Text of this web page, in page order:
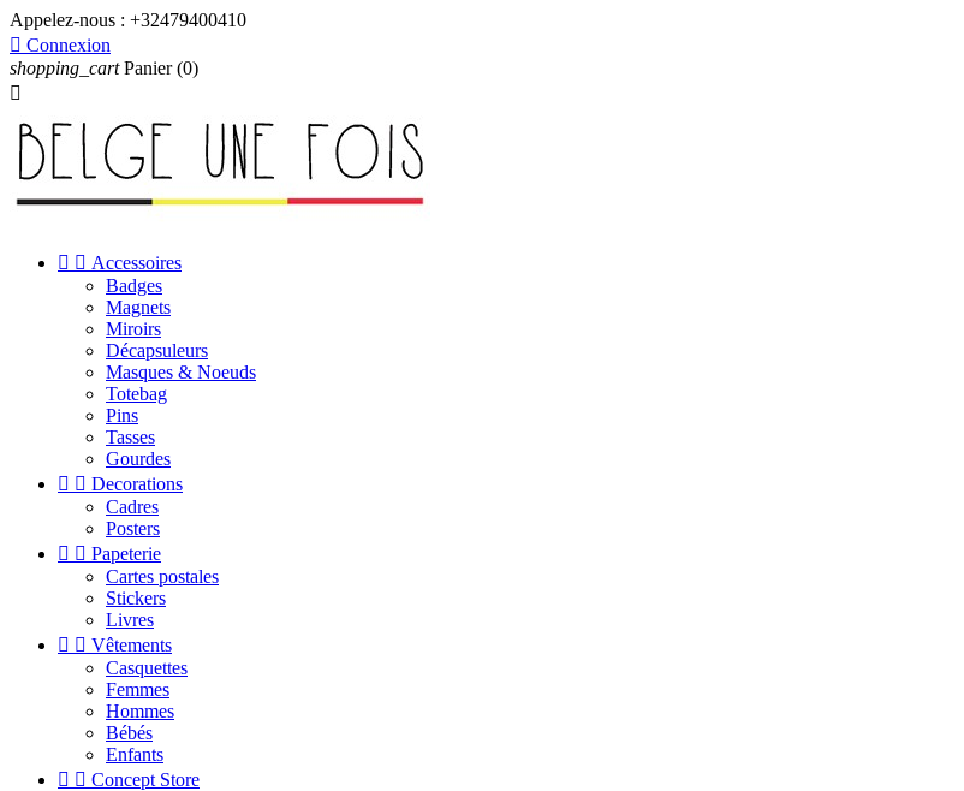
Appelez-nous : +32479400410
 Connexion
shopping_cart Panier (0)

  Accessoires
Badges
Magnets
Miroirs
Décapsuleurs
Masques & Noeuds
Totebag
Pins
Tasses
Gourdes
  Decorations
Cadres
Posters
  Papeterie
Cartes postales
Stickers
Livres
  Vêtements
Casquettes
Femmes
Hommes
Bébés
Enfants
  Concept Store